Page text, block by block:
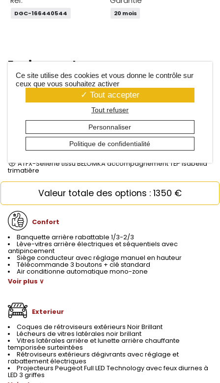
DGC-166440544 20 mois
Equipements
Options incluses
Toit panoramique Cielo avec velum intérieur à
commande mécanique
M0F4-Gris Artense (Peinture métallisée)
ATFX-Sellerie tissu BELOMKA accompagnement TEP Isabella
trimatière
Valeur totale des options : 1350 €
Confort
Banquette arrière rabattable 1/3-2/3
Lève-vitres arrière électriques et séquentiels avec
antipincement
Siège conducteur avec réglage manuel en hauteur
Télécommande 3 boutons + clé standard
Air conditionne automatique mono-zone
Voir plus ∨
Exterieur
Coques de rétroviseurs extérieurs Noir Brillant
Lécheurs de vitres latérales noir brillant
Vitres latérales arrière et lunette arrière chauffante
temporisée surteintées
Rétroviseurs extérieurs dégivrants avec réglage et
rabattement électriques
Projecteurs Peugeot Full LED Technology avec feux diurnes à
LED 3 griffes
Ce site utilise des cookies et vous donne le contrôle sur
ceux que vous souhaitez activer
Tout accepter
Tout refuser
Personnaliser
Politique de confidentialité